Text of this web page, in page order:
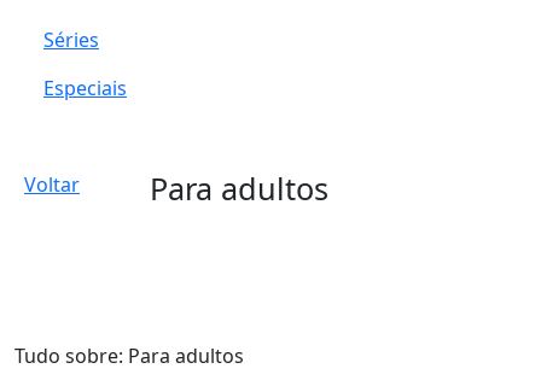
Séries
Especiais
Voltar Para adultos
Tudo sobre: Para adultos